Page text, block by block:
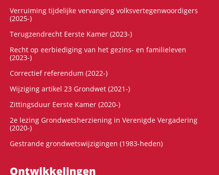
Verruiming tijdelijke vervanging volksvertegenwoordigers
(2025-)
Terugzendrecht Eerste Kamer (2023-)
Recht op eerbiediging van het gezins- en familieleven
(2023-)
Correctief referendum (2022-)
Wijziging artikel 23 Grondwet (2021-)
Zittingsduur Eerste Kamer (2020-)
2e lezing Grondwetsherziening in Verenigde Vergadering
(2020-)
Gestrande grondwetswijzigingen (1983-heden)
Ontwikke­lingen